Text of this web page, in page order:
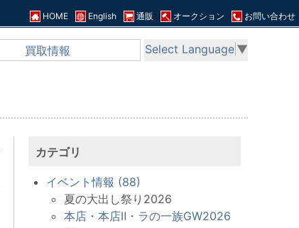
HOME English 通販 オークション お問い合わせ
買取情報 Select Language ▼
カテゴリ
イベント情報 (88)
夏の大出し祭り2026
本店・本店Ⅱ・ラの一族GW2026